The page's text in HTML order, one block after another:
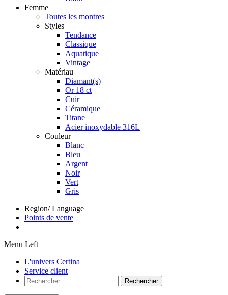
Femme
Toutes les montres
Styles
Tendance
Classique
Aquatique
Vintage
Matériau
Diamant(s)
Or 18 ct
Cuir
Céramique
Titane
Acier inoxydable 316L
Couleur
Blanc
Bleu
Argent
Noir
Vert
Gris
Region/ Language
Points de vente
Menu Left
L'univers Certina
Service client
Rechercher